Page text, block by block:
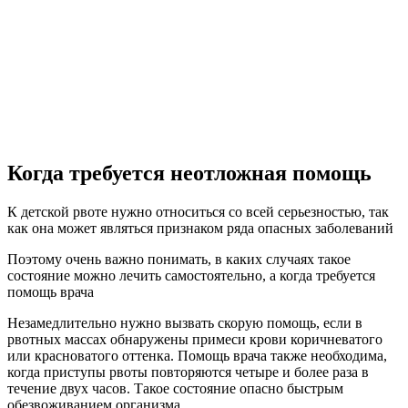
Когда требуется неотложная помощь
К детской рвоте нужно относиться со всей серьезностью, так
как она может являться признаком ряда опасных заболеваний
Поэтому очень важно понимать, в каких случаях такое
состояние можно лечить самостоятельно, а когда требуется
помощь врача
Незамедлительно нужно вызвать скорую помощь, если в
рвотных массах обнаружены примеси крови коричневатого
или красноватого оттенка. Помощь врача также необходима,
когда приступы рвоты повторяются четыре и более раза в
течение двух часов. Такое состояние опасно быстрым
обезвоживанием организма.